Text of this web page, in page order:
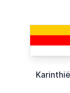
Karinthië